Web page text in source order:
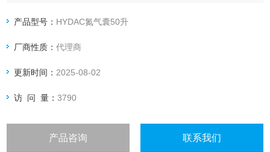
产品型号： HYDAC氮气囊50升
厂商性质：代理商
更新时间： 2025-08-02
访 问 量：3790
产品咨询 联系我们